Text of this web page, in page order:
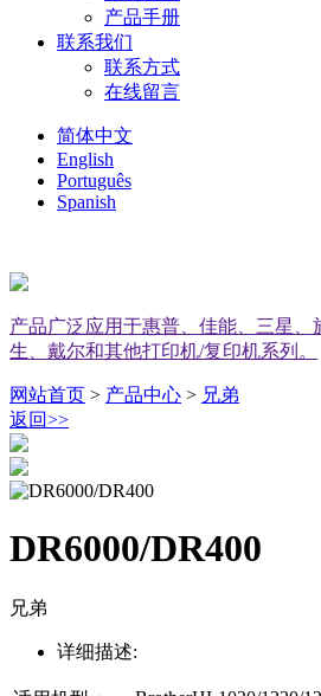
产品手册
联系我们
联系方式
在线留言
简体中文
English
Português
Spanish
产品广泛应用于惠普、佳能、三星
生、戴尔和其他打印机/复印机系列。
网站首页 > 产品中心 > 兄弟
返回>>
DR6000/DR400
兄弟
详细描述: